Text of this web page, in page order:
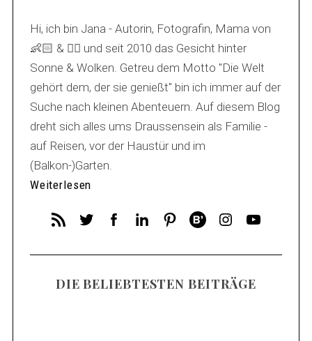
Hi, ich bin Jana - Autorin, Fotografin, Mama von
👶🏻 & 🐕‍🦺 und seit 2010 das Gesicht hinter
Sonne & Wolken. Getreu dem Motto "Die Welt
gehört dem, der sie genießt" bin ich immer auf der
Suche nach kleinen Abenteuern. Auf diesem Blog
dreht sich alles ums Draussensein als Familie -
auf Reisen, vor der Haustür und im
(Balkon-)Garten.
Weiterlesen
DIE BELIEBTESTEN BEITRÄGE